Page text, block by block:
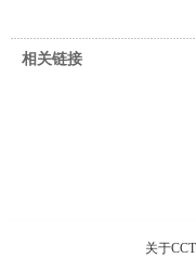
相关链接
关于